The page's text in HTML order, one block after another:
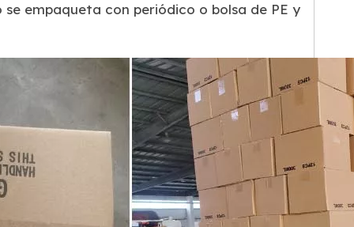
empaqueta con periódico o bolsa de PE y